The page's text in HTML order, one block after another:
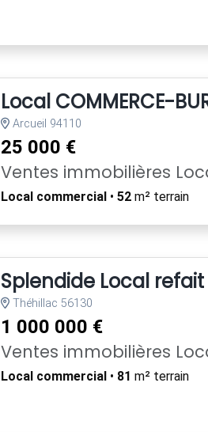
Local COMMERCE-
Arcueil 94110
25 000 €
Ventes immobilières
Local commercial• 52m² terrain
Splendide Local
Théhillac 56130
1 000 000 €
Ventes immobilières
Local commercial• 81 m² terrain